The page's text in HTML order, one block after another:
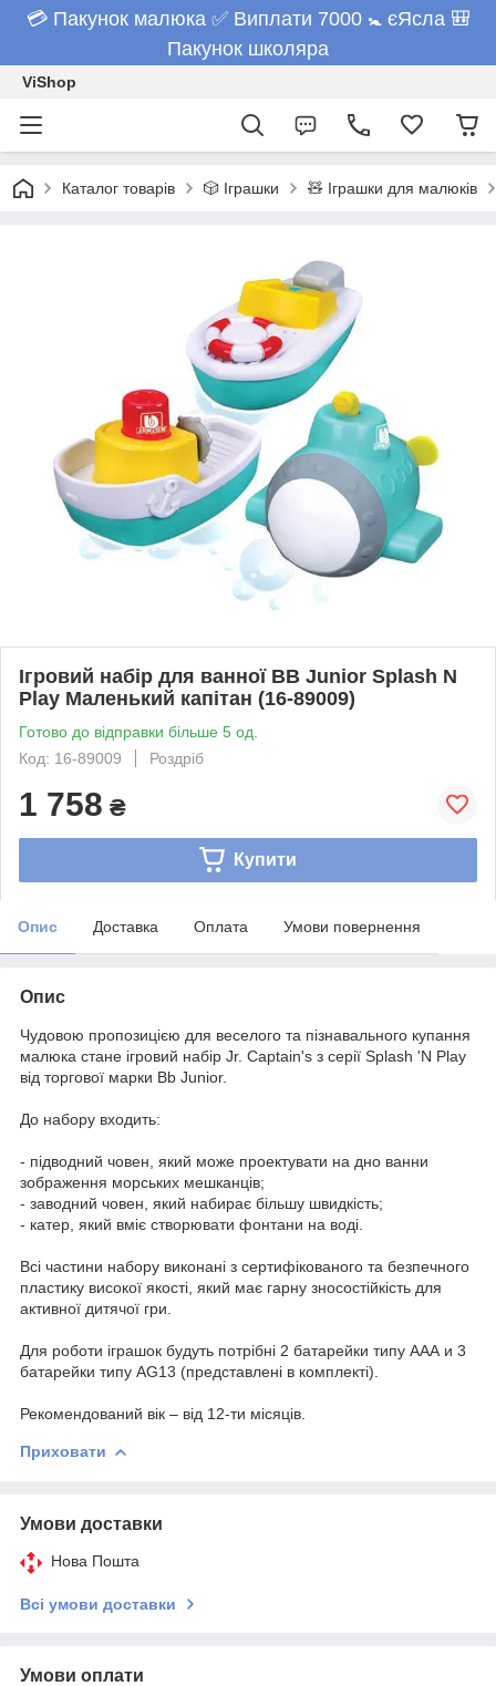
💳 Пакунок малюка ✅ Виплати 7000 🚼 єЯсла 🎒
Пакунок школяра
ViShop
Каталог товарів 🎲 Іграшки 🧸 Іграшки для малюків
Ігровий набір для ванної BB Junior Splash N
Play Маленький капітан (16-89009)
Готово до відправки більше 5 од.
Код: 16-89009
Роздріб
1 758 ₴
Купити
Опис Доставка Оплата Умови повернення
Опис
Чудовою пропозицією для веселого та пізнавального купання
малюка стане ігровий набір Jr. Captain's з серії Splash 'N Play
від торгової марки Bb Junior.
До набору входить:
- підводний човен, який може проектувати на дно ванни
зображення морських мешканців;
- заводний човен, який набирає більшу швидкість;
- катер, який вміє створювати фонтани на воді.
Всі частини набору виконані з сертифікованого та безпечного
пластику високої якості, який має гарну зносостійкість для
активної дитячої гри.
Для роботи іграшок будуть потрібні 2 батарейки типу АAА и 3
батарейки типу AG13 (представлені в комплекті).
Рекомендований вік – від 12-ти місяців.
Приховати
Умови доставки
Нова Пошта
Всі умови доставки
Умови оплати